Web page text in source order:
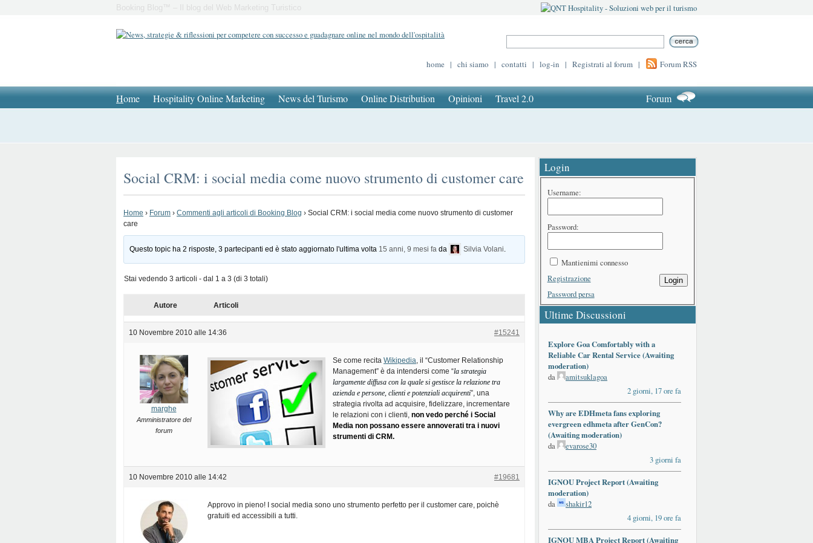
Booking Blog™ – Il blog del Web Marketing Turistico
home | chi siamo | contatti | log-in | Registrati al forum | Forum RSS
Home Hospitality Online Marketing News del Turismo Online Distribution Opinioni Travel 2.0 Forum
Social CRM: i social media come nuovo strumento di customer care
Home › Forum › Commenti agli articoli di Booking Blog › Social CRM: i social media come nuovo strumento di customer
care
Questo topic ha 2 risposte, 3 partecipanti ed è stato aggiornato l'ultima volta 15 anni, 9 mesi fa da Silvia Volani
Stai vedendo 3 articoli - dal 1 a 3 (di 3 totali)
Autore Articoli
10 Novembre 2010 alle 14:36 #15241
marghe
Amministratore del
forum
Se come recita Wikipedia, il “Customer Relationship
Management” è da intendersi come “la strategia
largamente diffusa con la quale si gestisce la relazione tra
azienda e persone, clienti e potenziali acquirenti”, una
strategia rivolta ad acquisire, fidelizzare, incrementare
le relazioni con i clienti, non vedo perché i Social
Media non possano essere annoverati tra i nuovi
strumenti di CRM.
10 Novembre 2010 alle 14:42 #19681
Approvo in pieno! I social media sono uno strumento perfetto per il customer care, poichè
gratuiti ed accessibili a tutti.
Login
Username:
Password:
Mantienimi connesso
Login
Registrazione
Password persa
Ultime Discussioni
Explore Goa Comfortably with a
Reliable Car Rental Service (Awaiting
moderation)
da
amitsuklagoa
2 giorni, 17 ore fa
Why are EDHmeta fans exploring
evergreen edhmeta after GenCon?
(Awaiting moderation)
da
evarose30
3 giorni fa
IGNOU Project Report (Awaiting
moderation)
da
shakir12
4 giorni, 19 ore fa
IGNOU MBA Project Report (Awaiting